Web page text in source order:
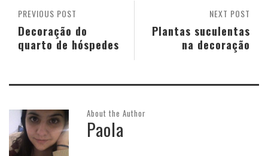
NEXT POST
Plantas suculentas
na decoração
PREVIOUS POST
Decoração do
quarto de hóspedes
About the Author
Paola